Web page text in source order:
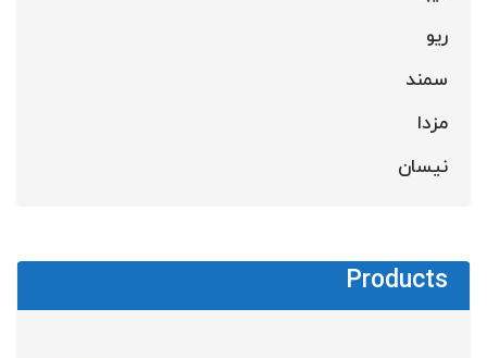
ریو
سمند
مزدا
نیسان
Products